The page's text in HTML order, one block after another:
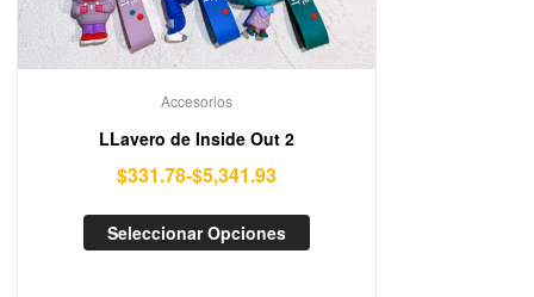
Accesorios
LLavero de Inside Out 2
$331.78-$5,341.93
Seleccionar Opciones